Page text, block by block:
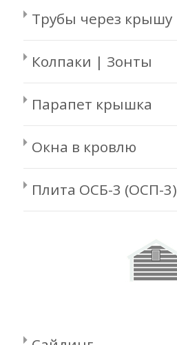
Трубы через крышу
Колпаки | Зонты
Парапет крышка
Окна в кровлю
Плита ОСБ-3 (ОСП-3)